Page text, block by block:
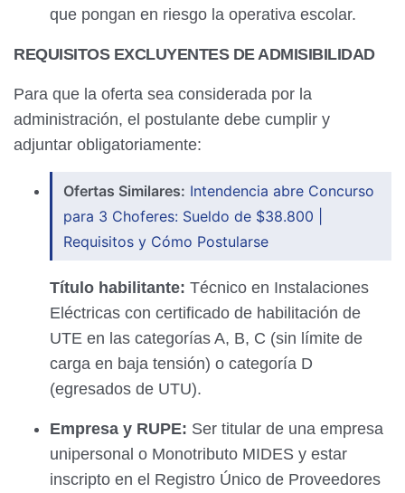
que pongan en riesgo la operativa escolar.
REQUISITOS EXCLUYENTES DE ADMISIBILIDAD
Para que la oferta sea considerada por la
administración, el postulante debe cumplir y
adjuntar obligatoriamente:
Ofertas Similares: Intendencia abre Concurso
para 3 Choferes: Sueldo de $38.800 |
Requisitos y Cómo Postularse
Título habilitante: Técnico en Instalaciones
Eléctricas con certificado de habilitación de
UTE en las categorías A, B, C (sin límite de
carga en baja tensión) o categoría D
(egresados de UTU).
Empresa y RUPE: Ser titular de una empresa
unipersonal o Monotributo MIDES y estar
inscripto en el Registro Único de Proveedores